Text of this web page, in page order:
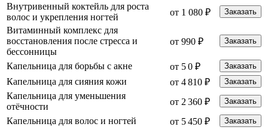
Внутривенный коктейль для роста
волос и укрепления ногтей
от 1 080 ₽ Заказать
Витаминный комплекс для
восстановления после стресса и
бессонницы
от 990 ₽ Заказать
Капельница для борьбы с акне от 5 0 ₽ Заказать
Капельница для сияния кожи от 4 810 ₽ Заказать
Капельница для уменьшения
отёчности
от 2 360 ₽ Заказать
Капельница для волос и ногтей от 5 450 ₽ Заказать